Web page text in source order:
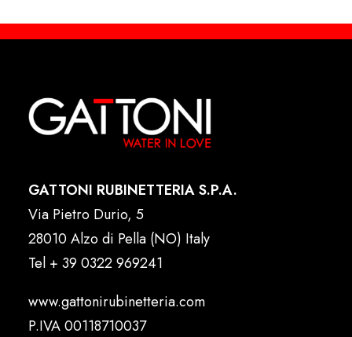
GATTONI RUBINETTERIA S.P.A.
Via Pietro Durio, 5
28010 Alzo di Pella (NO) Italy
Tel + 39 0322 969241
www.gattonirubinetteria.com
P.IVA 00118710037